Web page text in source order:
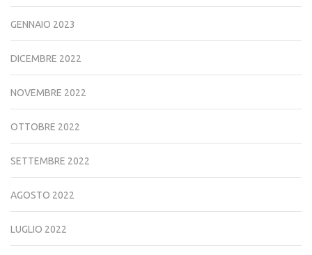
GENNAIO 2023
DICEMBRE 2022
NOVEMBRE 2022
OTTOBRE 2022
SETTEMBRE 2022
AGOSTO 2022
LUGLIO 2022